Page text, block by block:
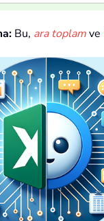
Bu, ara toplamve